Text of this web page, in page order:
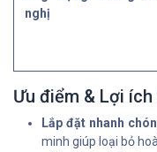
nghị
Ưu điểm & Lợi
Lắp đặt nhanh
minh giúp loại bỏ